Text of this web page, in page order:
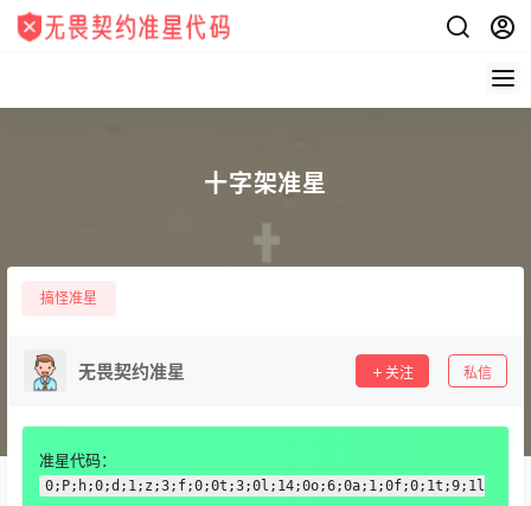
十字架准星
搞怪准星
无畏契约准星 关注 私信
准星代码：
0;P;h;0;d;1;z;3;f;0;0t;3;0l;14;0o;6;0a;1;0f;0;1t;9;1l